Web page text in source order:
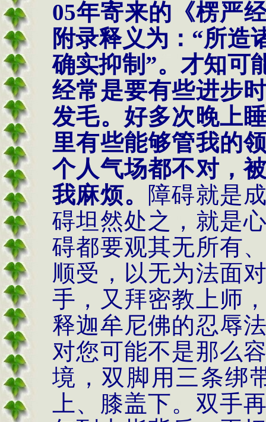
05年寄来的《楞严
附录释义为： “所造
确实抑制 ”。才知可
经常是要有些进步
发毛。好多次晚上
里有些能够管我的
个人气场都不对，
我麻烦。 障碍就是
碍坦然处之，就是
碍都要观其无所有
顺受，以无为法面
手，又拜密教上师
释迦牟尼佛的忍辱
对您可能不是那么
境，双脚用三条绑
上、膝盖下。双手